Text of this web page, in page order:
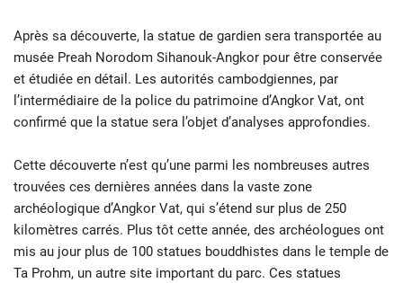
Après sa découverte, la statue de gardien sera transportée au
musée Preah Norodom Sihanouk-Angkor pour être conservée
et étudiée en détail. Les autorités cambodgiennes, par
l’intermédiaire de la police du patrimoine d’Angkor Vat, ont
confirmé que la statue sera l’objet d’analyses approfondies.
Cette découverte n’est qu’une parmi les nombreuses autres
trouvées ces dernières années dans la vaste zone
archéologique d’Angkor Vat, qui s’étend sur plus de 250
kilomètres carrés. Plus tôt cette année, des archéologues ont
mis au jour plus de 100 statues bouddhistes dans le temple de
Ta Prohm, un autre site important du parc. Ces statues